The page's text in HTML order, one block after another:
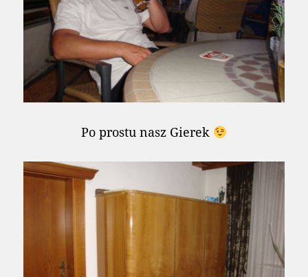
Po prostu nasz Gierek